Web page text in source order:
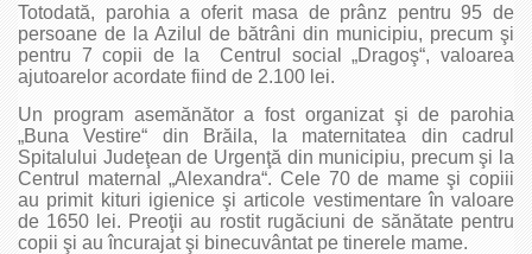
Totodată, parohia a oferit masa de prânz pentru 95 de
persoane de la Azilul de bătrâni din municipiu, precum şi
pentru 7 copii de la Centrul social „Dragoş“, valoarea
ajutoarelor acordate fiind de 2.100 lei.
Un program asemănător a fost organizat şi de parohia
„Buna Vestire“ din Brăila, la maternitatea din cadrul
Spitalului Judeţean de Urgenţă din municipiu, precum şi la
Centrul maternal „Alexandra“. Cele 70 de mame şi copiii
au primit kituri igienice şi articole vestimentare în valoare
de 1650 lei. Preoţii au rostit rugăciuni de sănătate pentru
copii şi au încurajat şi binecuvântat pe tinerele mame.